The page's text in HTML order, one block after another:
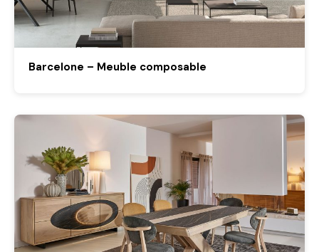
Barcelone – Meuble composable